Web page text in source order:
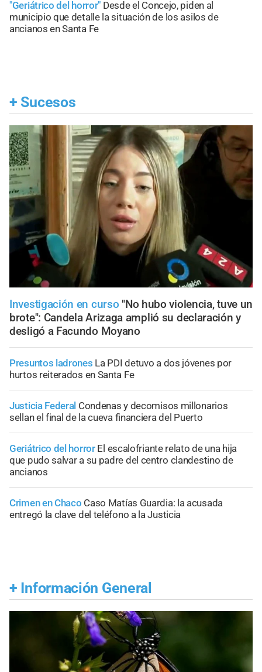
"Geriátrico del horror" Desde el Concejo, piden al
municipio que detalle la situación de los asilos de
ancianos en Santa Fe
+ Sucesos
Investigación en curso "No hubo violencia, tuve un
brote": Candela Arizaga amplió su declaración y
desligó a Facundo Moyano
Presuntos ladrones La PDI detuvo a dos jóvenes por
hurtos reiterados en Santa Fe
Justicia Federal Condenas y decomisos millonarios
sellan el final de la cueva financiera del Puerto
Geriátrico del horror El escalofriante relato de una hija
que pudo salvar a su padre del centro clandestino de
ancianos
Crimen en Chaco Caso Matías Guardia: la acusada
entregó la clave del teléfono a la Justicia
+ Información General